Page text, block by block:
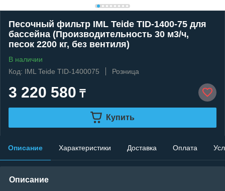
Песочный фильтр IML Teide TID-1400-75 для
бассейна (Производительность 30 м3/ч,
песок 2200 кг, без вентиля)
В наличии
Код: IML Teide TID-1400075
Розница
3 220 580 ₸
Купить
Описание Характеристики Доставка Оплата
Описание